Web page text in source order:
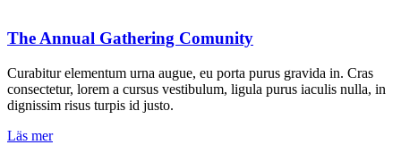
The Annual Gathering Comunity
Curabitur elementum urna augue, eu porta purus gravida in. Cras
consectetur, lorem a cursus vestibulum, ligula purus iaculis nulla, in
dignissim risus turpis id justo.
Läs mer